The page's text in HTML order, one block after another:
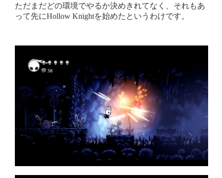
ただまだどの環境でやるか決めきれてなく、それもあ
って先にHollow Knightを始めたというわけです。